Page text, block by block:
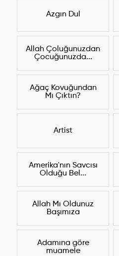
Azgın Dul
Allah Çoluğunuzdan
Çocuğunuzda...
Ağaç Kovuğundan
Mı Çıktın?
Artist
Amerika'nın Savcısı
Olduğu Bel...
Allah Mı Oldunuz
Başımıza
Adamına göre
muamele